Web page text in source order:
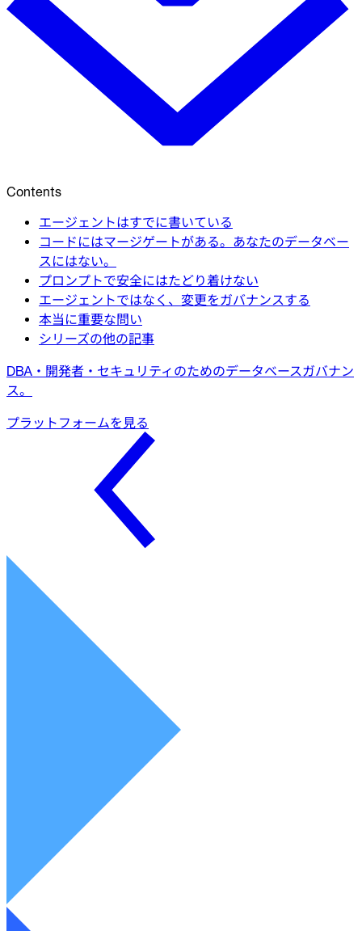
Contents
エージェントはすでに書いている
コードにはマージゲートがある。あなたのデータベー
スにはない。
プロンプトで安全にはたどり着けない
エージェントではなく、変更をガバナンスする
本当に重要な問い
シリーズの他の記事
DBA・開発者・セキュリティのためのデータベースガバナン
ス。
プラットフォームを見る